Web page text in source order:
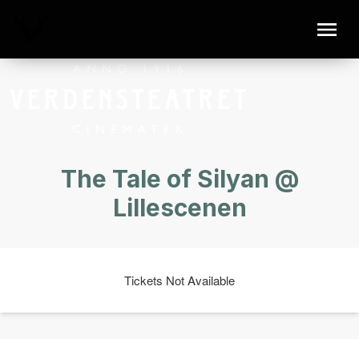
The Tale of Silyan @
Lillescenen
Tickets Not Available